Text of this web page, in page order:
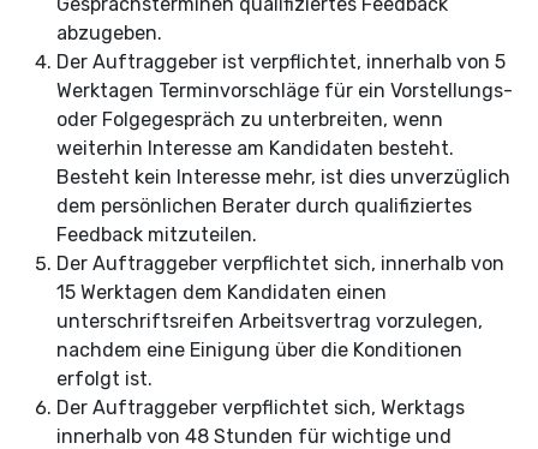
abzugeben.
Der Auftraggeber ist verpflichtet, innerhalb von 5
Werktagen Terminvorschläge für ein Vorstellungs-
oder Folgegespräch zu unterbreiten, wenn
weiterhin Interesse am Kandidaten besteht.
Besteht kein Interesse mehr, ist dies unverzüglich
dem persönlichen Berater durch qualifiziertes
Feedback mitzuteilen.
Der Auftraggeber verpflichtet sich, innerhalb von
15 Werktagen dem Kandidaten einen
unterschriftsreifen Arbeitsvertrag vorzulegen,
nachdem eine Einigung über die Konditionen
erfolgt ist.
Der Auftraggeber verpflichtet sich, Werktags
innerhalb von 48 Stunden für wichtige und